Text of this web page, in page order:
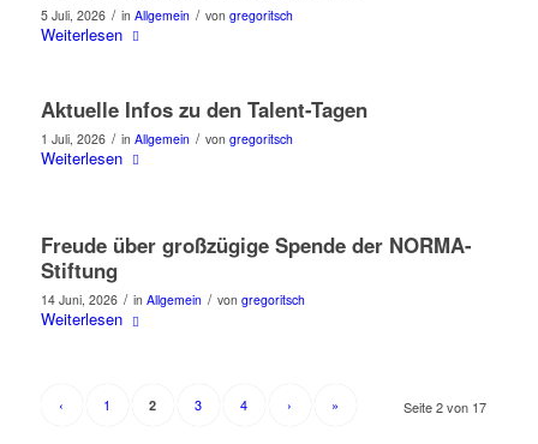
5 Juli, 2026 / in Allgemein / von gregoritsch
Weiterlesen
Aktuelle Infos zu den Talent-Tagen
1 Juli, 2026 / in Allgemein / von gregoritsch
Weiterlesen
Freude über großzügige Spende der NORMA-
Stiftung
14 Juni, 2026 / in Allgemein / von gregoritsch
Weiterlesen
Seite 2 von 17
‹ 1 2 3 4 › »